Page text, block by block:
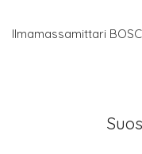
Ilmamassamittari